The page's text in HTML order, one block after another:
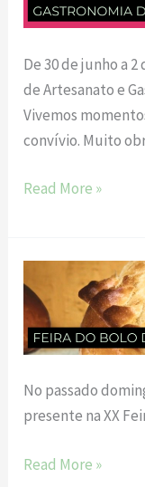
De 30 de junho a
de Artesanato e
Vivemos
convívio. Muito
Artesanato
Gastronomia
de
S.
João
Campo
Read More »
No passado
presente na XX
do
Bolo
de
Read More »